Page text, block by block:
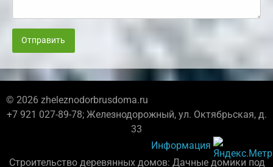
Отправить
© 2026 zheleznodorbrusdoma.ru
+7 921 027-89-78; Железнодорожный, ул. Октябрьская, д.
33
Информация
Строительство деревянных домов: Дачные домики под